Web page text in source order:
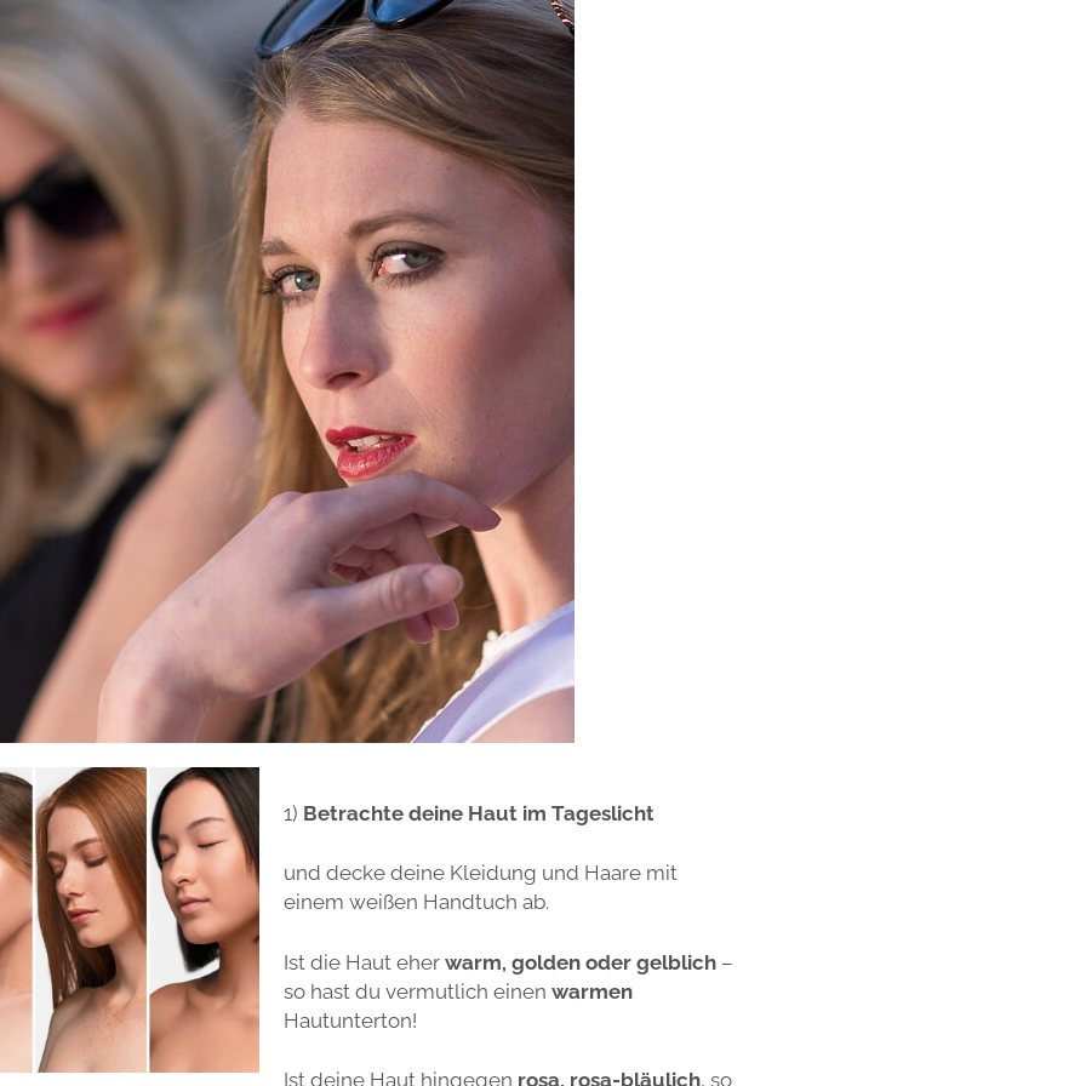
1) Betrachte deine Haut im Tageslicht
und decke deine Kleidung und Haare mit
einem weißen Handtuch ab.
Ist die Haut eher warm, golden oder gelblich –
so hast du vermutlich einen warmen
Hautunterton!
Ist deine Haut hingegen rosa, rosa-bläulich, so